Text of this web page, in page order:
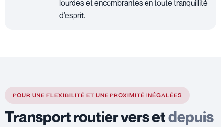
lourdes et encombrantes en toute tranquillité
d’esprit.
POUR UNE FLEXIBILITÉ ET UNE PROXIMITÉ INÉGALÉES
Transport routier vers etdepuis